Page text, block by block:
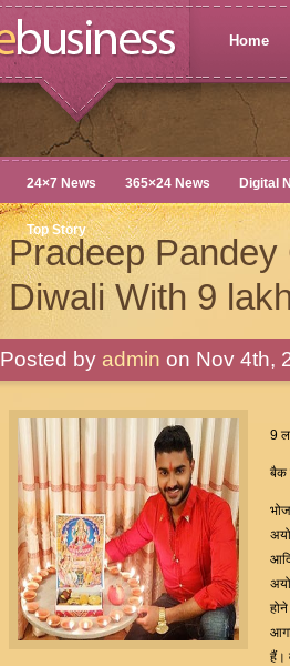
Home
24×7 News 365×24 News Digital
Top Story
Pradeep
Diwali With 9
Posted by admin on Nov 4th,
9
बैक
हैं।